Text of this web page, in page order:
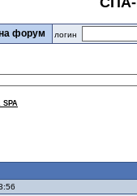
форум логин
SPA